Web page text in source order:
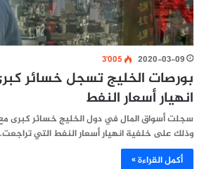
2020-03-09 3٬005
بورصات الخليج تسجل خسائر
انهيار أسعار النفط
سجلت أسواق المال في دول الخليج خسائر كبرى مع
وذلك على خلفية انهيار أسعار النفط التي
أكمل القراءة »